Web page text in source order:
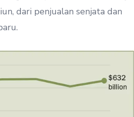
dari penjualan senjata dan